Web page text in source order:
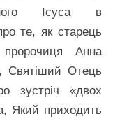
Ісуса в
те, як старець
Анна
Святіший Отець
зустріч «двох
Який приходить